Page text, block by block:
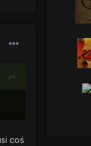
coś